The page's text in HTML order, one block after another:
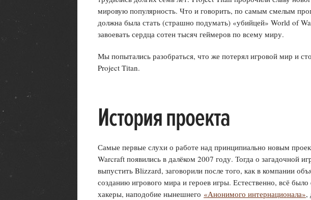
мировую популярность. Что и говорить, по самым смелым
должна была стать (страшно подумать) «убийцей» World of
завоевать сердца сотен тысяч геймеров по всему миру.
Мы попытались разобраться, что же потерял игровой мир и
Project Titan.
История проекта
Самые первые слухи о работе над принципиально новым
Warcraft появились в далёком 2007 году. Тогда о загадочной
выпустить Blizzard, заговорили после того, как в компании
созданию игрового мира и героев игры. Естественно, всё
хакеры, наподобие нынешнего «Анонимого интернационала»,